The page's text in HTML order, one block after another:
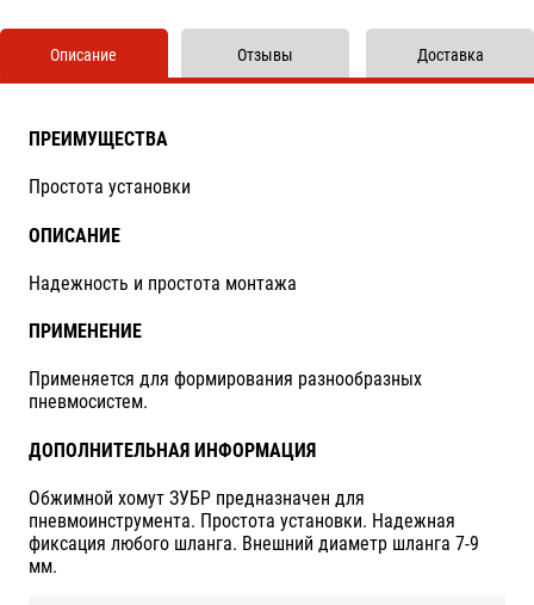
Описание
ПРЕИМУЩЕСТВА
Простота установки
ОПИСАНИЕ
Надежность и простота монтажа
ПРИМЕНЕНИЕ
Применяется для формирования разнообразных
пневмосистем.
ДОПОЛНИТЕЛЬНАЯ ИНФОРМАЦИЯ
Обжимной хомут ЗУБР предназначен для
пневмоинструмента. Простота установки. Надежная
фиксация любого шланга. Внешний диаметр шланга 7-9
мм.
Отзывы Доставка